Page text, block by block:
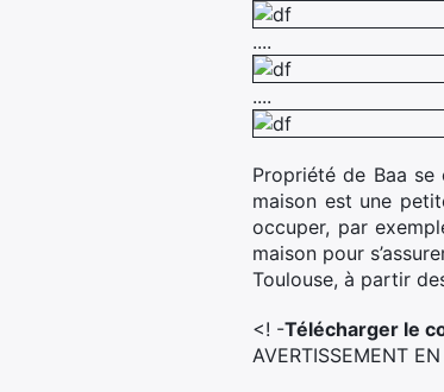
....
....
Propriété de Baa
maison est une
occuper, par
maison pour
Toulouse, à partir
<! -Télécharger le
AVERTISSEMENT